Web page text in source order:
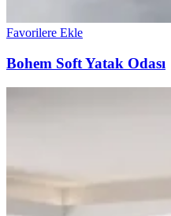
Favorilere Ekle
Bohem Soft Yatak Odası